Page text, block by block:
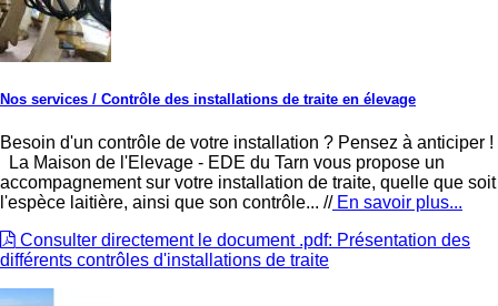
Nos services / Contrôle des installations de traite en élevage
Besoin d'un contrôle de votre installation ? Pensez à anticiper !
La Maison de l'Elevage - EDE du Tarn vous propose un
accompagnement sur votre installation de traite, quelle que soit
l'espèce laitière, ainsi que son contrôle... //En savoir plus...
Consulter directement le document .pdf: Présentation des
différents contrôles d'installations de traite